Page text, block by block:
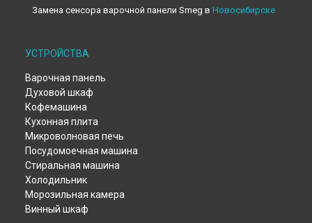
Замена сенсора варочной панели Smeg в Новосибирске
Замена сенсора варочной панели Smeg в
Замена сенсора варочной панели Smeg в
Замена сенсора варочной панели Smeg в
Замена сенсора варочной панели Smeg в
Замена сенсора варочной панели Smeg в
Замена сенсора варочной панели Smeg в
Замена сенсора варочной панели Smeg в
Замена сенсора варочной панели Smeg в
Замена сенсора варочной панели Smeg в
Замена сенсора варочной панели Smeg в
Замена сенсора варочной панели Smeg в
УСТРОЙСТВА
Варочная панель
Духовой шкаф
Кофемашина
Кухонная плита
Микроволновая печь
Посудомоечная машина
Стиральная машина
Холодильник
Морозильная камера
Винный шкаф